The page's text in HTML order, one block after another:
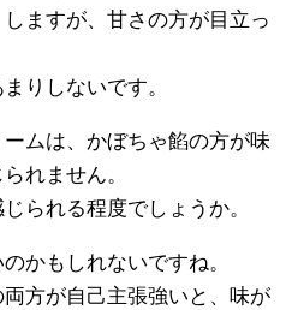
ますが、甘さの方が目立っ
りしないです。
ムは、かぼちゃ餡の方が味
れません。
られる程度でしょうか。
かもしれないですね。
方が自己主張強いと、味が